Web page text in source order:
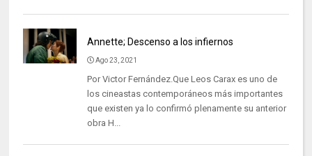
Annette; Descenso a los infiernos
Ago 23, 2021
Por Victor Fernández.Que Leos Carax es uno de
los cineastas contemporáneos más importantes
que existen ya lo confirmó plenamente su anterior
obra H...